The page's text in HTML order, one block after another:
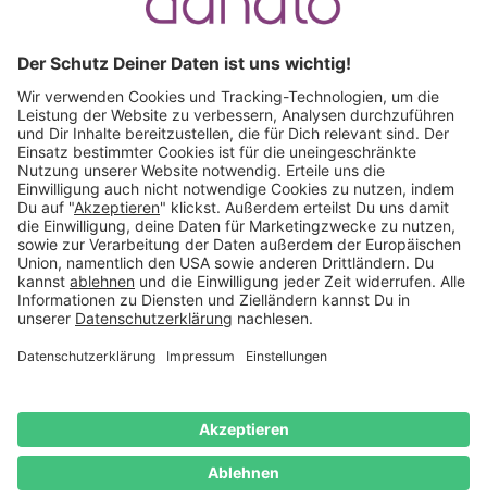
+49 (0) 511 51 56 0300
schreib uns eineE-Mail
Käuferschutz inklusive Kauf auf Rechnung
Mitglied im:
Deutschland
Datenschutz Widerrufsrecht
widerrufen